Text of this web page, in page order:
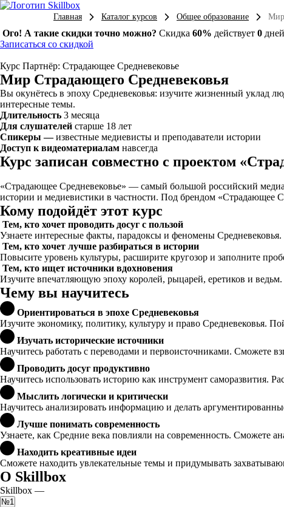
Главная Каталог курсов Общее образование Мир
Ого! А такие скидки точно можно? Скидка 60% действует 0 дней
Записаться со скидкой
Курс Партнёр: Страдающее Средневековье
Мир Страдающего Средневековья
Вы окунётесь в эпоху Средневековья: изучите жизненный уклад
интересные темы.
Длительность 3 месяца
Для слушателей старше 18 лет
Спикеры —известные медиевисты и преподаватели истории
Доступ к видеоматериалам навсегда
Курс записан совместно с проектом
«Страдающее Средневековье» — самый большой российский
истории и медиевистики в частности. Под брендом «Страдающее
Кому подойдёт этот курс
Тем, кто хочет проводить досуг с пользой
Узнаете интересные факты, парадоксы и феномены
Тем, кто хочет лучше разбираться в истории
Повысите уровень культуры, расширите кругозор и заполните
Тем, кто ищет источники вдохновения
Изучите впечатляющую эпоху королей, рыцарей, еретиков и
Чему вы научитесь
Ориентироваться в эпохе Средневековья
Изучите экономику, политику, культуру и право Средневековья.
Изучать исторические источники
Научитесь работать с переводами и первоисточниками. Сможете
Проводить досуг продуктивно
Научитесь использовать историю как инструмент саморазвития.
Мыслить логически и критически
Научитесь анализировать информацию и делать
Лучше понимать современность
Узнаете, как Средние века повлияли на современность. Сможете
Находить креативные идеи
Сможете находить увлекательные темы и придумывать
О Skillbox
Skillbox —
№1